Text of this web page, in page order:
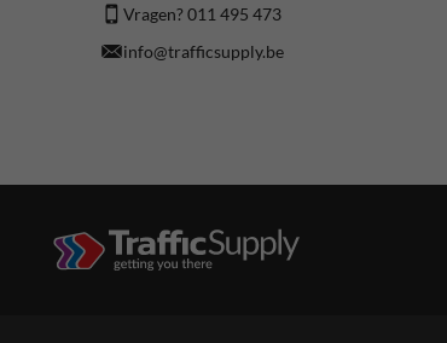
Vragen? 011 495 473
info@trafficsupply.be